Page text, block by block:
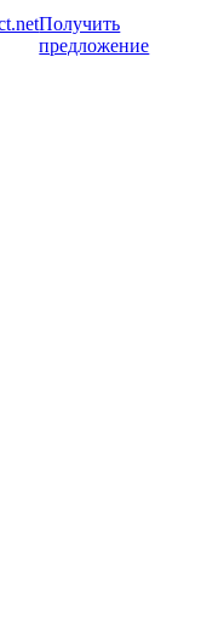
Получить
предложение